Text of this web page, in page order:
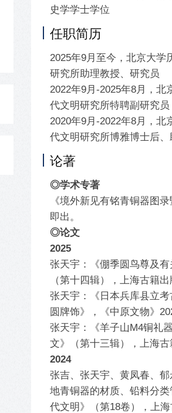
史学学士学位
任职简历
2025年9月至今，北京大学
研究所助理教授、研究员
2022年9月-2025年8月，
代文明研究所特聘副研究员
2020年9月-2022年8月，
代文明研究所博雅博士后、
论著
◎学术专著
《境外新见有铭青铜器图
即出。
◎论文
2025
张天宇：《倗季圆鸟尊及有
（第十四辑），上海古籍出
张天宇：《日本兵库县立
圆牌饰》，《中原文物》
张天宇：《羊子山M4铜礼
文》（第十三辑），上海古
2024
张吉、张天宇、黄凤春、
地青铜器的材质、铅料分
代文明》（第18卷），上海